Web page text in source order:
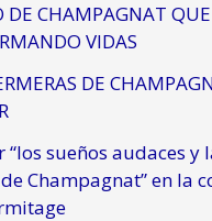
DE CHAMPAGNAT
VIDAS
DE
“los sueños audaces y
Champagnat” en la